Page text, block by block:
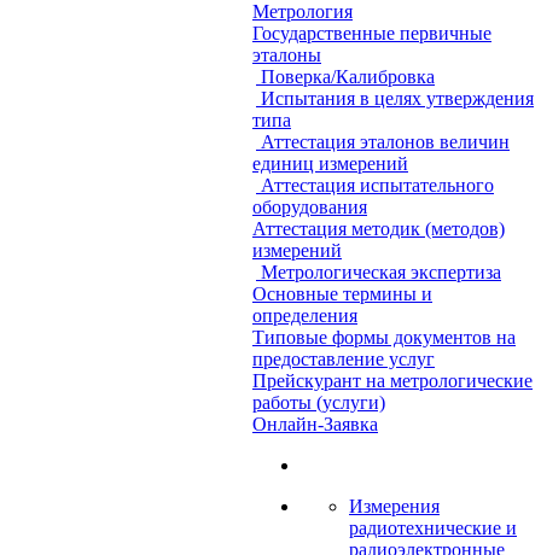
Метрология
Государственные первичные
эталоны
Поверка/Калибровка
Испытания в целях утверждения
типа
Аттестация эталонов величин
единиц измерений
Аттестация испытательного
оборудования
Аттестация методик (методов)
измерений
Метрологическая экспертиза
Основные термины и
определения
Типовые формы документов на
предоставление услуг
Прейскурант на метрологические
работы (услуги)
Онлайн-Заявка
Измерения
радиотехнические и
радиоэлектронные